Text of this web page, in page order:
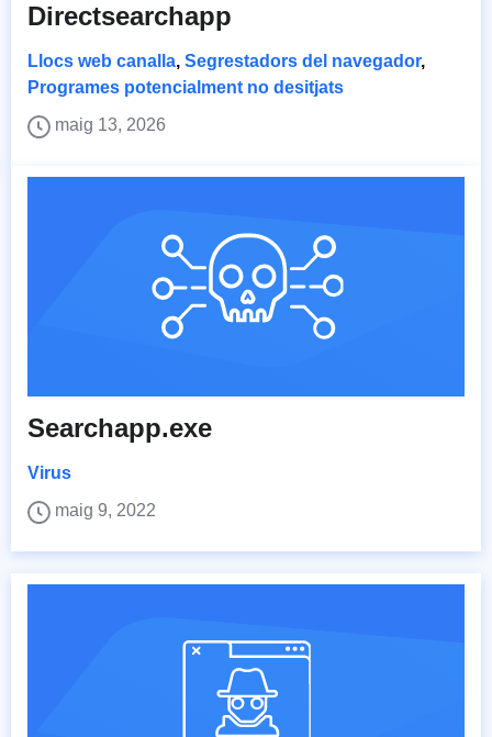
Directsearchapp
Llocs web canalla, Segrestadors del navegador,
Programes potencialment no desitjats
maig 13, 2026
Searchapp.exe
Virus
maig 9, 2022